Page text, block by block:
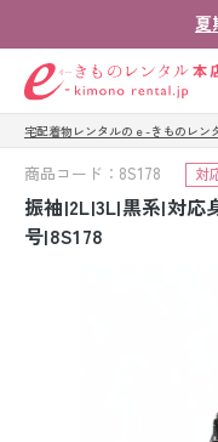
夏
ゲスト
お気に入り
会社案内
宅配着物レンタルのｅ-きものレン
商品コード：8S178 対
振袖|2L|3L|黒系|対応
号|8S178